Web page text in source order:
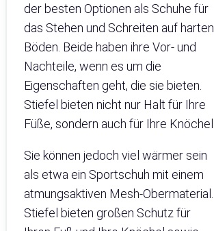
der besten Optionen als Schuhe für
das Stehen und Schreiten auf harten
Böden. Beide haben ihre Vor- und
Nachteile, wenn es um die
Eigenschaften geht, die sie bieten.
Stiefel bieten nicht nur Halt für Ihre
Füße, sondern auch für Ihre Knöchel.
Sie können jedoch viel wärmer sein
als etwa ein Sportschuh mit einem
atmungsaktiven Mesh-Obermaterial.
Stiefel bieten großen Schutz für